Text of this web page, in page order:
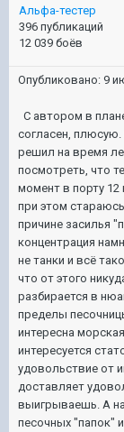
Альфа-тестер
396 публикаций
12 039 боёв
Опубликовано: 9
С автором в
согласен,
решил на время
посмотреть, что
момент в порту 12
при этом
причине засилья
концентрация
не танки и всё
что от этого
разбирается в
пределы
интересна
интересуется
удовольствие от
доставляет
выигрываешь. А
песочных "папок"